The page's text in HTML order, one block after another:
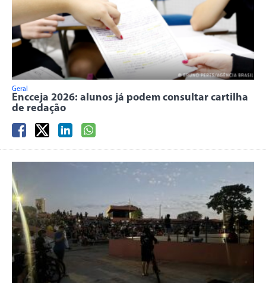
Geral
Encceja 2026: alunos já podem consultar cartilha
de redação